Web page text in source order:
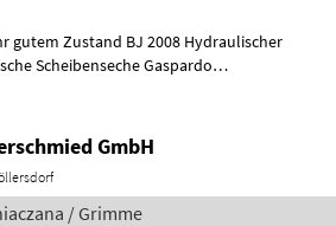
BJ 2008 Hydraulischer
Gaspardo
GmbH
/ Grimme